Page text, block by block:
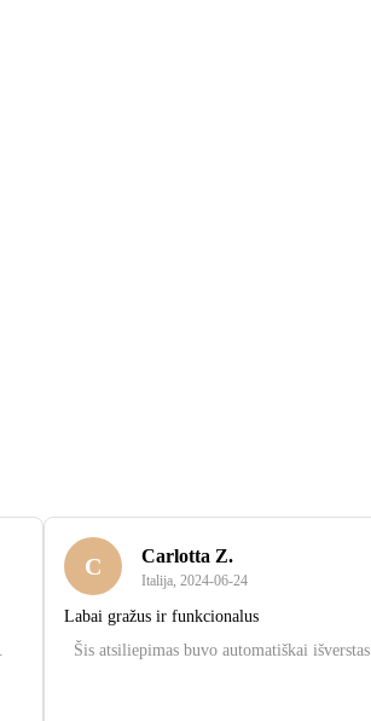
C Carlotta Z.
Italija, 2024‑06‑24
Labai gražus ir funkcionalus
Šis atsiliepimas buvo automatiškai išverstas.